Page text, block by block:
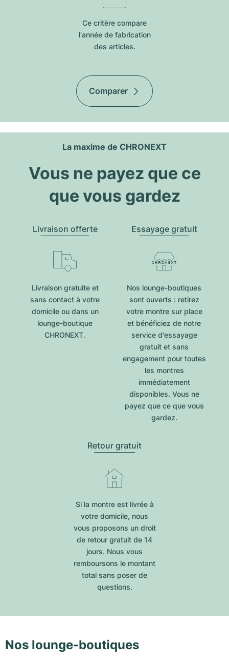
Ce critère compare
l'année de fabrication
des articles.
Comparer
La maxime de CHRONEXT
Vous ne payez que ce
que vous gardez
Livraison offerte
Livraison gratuite et
sans contact à votre
domicile ou dans un
lounge-boutique
CHRONEXT.
Essayage gratuit
Nos lounge-boutiques
sont ouverts : retirez
votre montre sur place
et bénéficiez de notre
service d'essayage
gratuit et sans
engagement pour toutes
les montres
immédiatement
disponibles. Vous ne
payez que ce que vous
gardez.
Retour gratuit
Si la montre est livrée à
votre domicile, nous
vous proposons un droit
de retour gratuit de 14
jours. Nous vous
remboursons le montant
total sans poser de
questions.
Nos lounge-boutiques